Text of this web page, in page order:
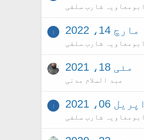
ابومعاویہ شارب سلفی
مارچ 14، 2022
ابومعاویہ شارب سلفی
ا
مئی 18، 2021
عبد السلام مدنی
اپریل 06، 2021
ابومعاویہ شارب سلفی
ا